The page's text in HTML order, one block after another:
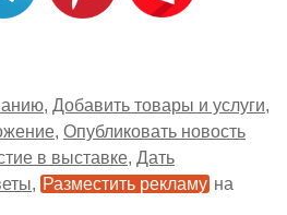
Добавить товары и услуги
Опубликовать новость
в выставке Дать
Разместить рекламу на